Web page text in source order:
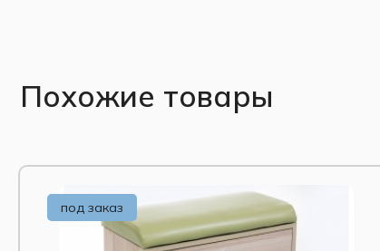
Корпус
Ткань
Белый античный Серо-бежевый
Преимущества:
Элегантный классический дизайн с
Прочный каркас из массива дерева (цвет
Мягкое сиденье с наполнителем из ППУ и
Похожие товары
под заказ